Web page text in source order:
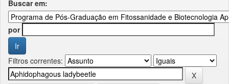
Buscar em:
por
Filtros correntes: